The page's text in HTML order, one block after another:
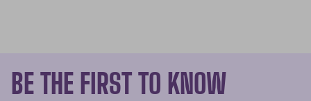
BE THE FIRST TO KNOW